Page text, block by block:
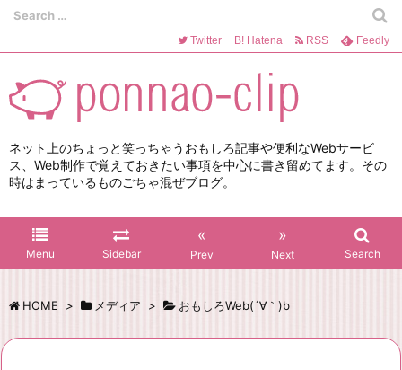
ネット上のちょっと笑っちゃうおもしろ記事や便利なWebサービ
ス、Web制作で覚えておきたい事項を中心に書き留めてます。その
時はまっているものごちゃ混ぜブログ。
Menu Sidebar
«
Prev
»
Next Search
Twitter B! Hatena RSS Feedly
HOME > メディア > おもしろWeb(´∀｀)b